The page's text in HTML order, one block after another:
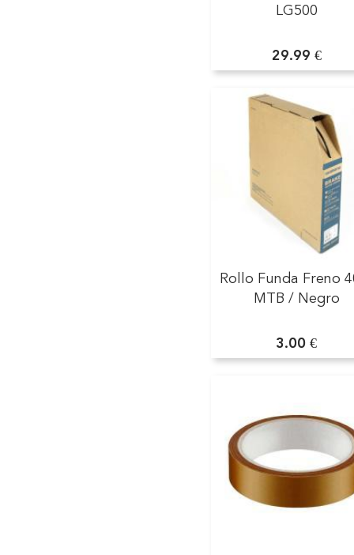
LG500
29.99 €
Rollo Funda Freno
MTB / Negro
3.00 €